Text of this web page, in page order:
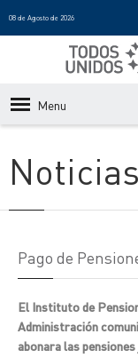
08 de Agosto de 2026
Menu
Noticias
Pago de
El Instituto de
Administración
abonara las